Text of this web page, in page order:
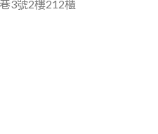
3號2樓212櫃